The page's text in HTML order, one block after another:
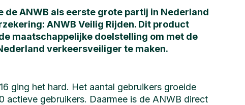
de ANWB als eerste grote partij in Nederland
ANWB Veilig Rijden. Dit product
maatschappelijke doelstelling om met de
verkeersveiliger te maken.
ging het hard. Het aantal gebruikers groeide
actieve gebruikers. Daarmee is de ANWB direct